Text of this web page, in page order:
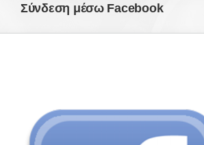
Σύνδεση μέσω Facebook